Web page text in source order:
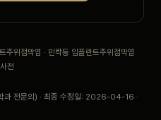
주위점막염 · 민락동 임플란트주위점막염
전
과 전문의) · 최종 수정일: 2026-04-16 ·